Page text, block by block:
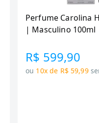
Perfume Carolina
| Masculino 100ml
R$ 599,90
ou 10x de R$ 59,99